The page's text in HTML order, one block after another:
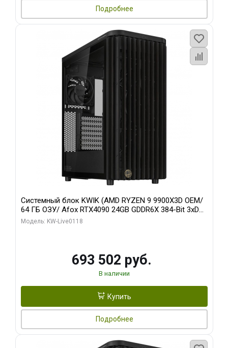
Подробнее
Системный блок KWIK (AMD RYZEN 9 9900X3D OEM/
64 ГБ ОЗУ/ Afox RTX4090 24GB GDDR6X 384-Bit 3xDP
HDMI ATX Turbo/ 960 ГБ SSD)
Модель: KW-Live0118
693 502 руб.
В наличии
Купить
Подробнее